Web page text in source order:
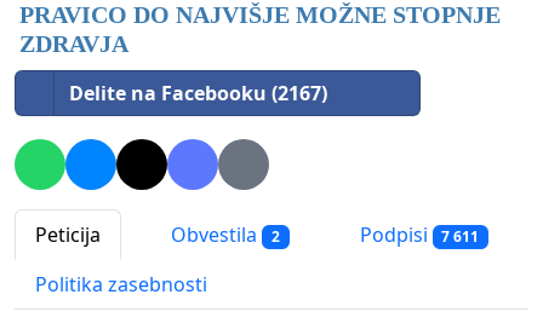
PRAVICO DO NAJVIŠJE MOŽNE STOPNJE
ZDRAVJA
Delite na Facebooku (2167)
Peticija Obvestila 2 Podpisi 7 611
Politika zasebnosti